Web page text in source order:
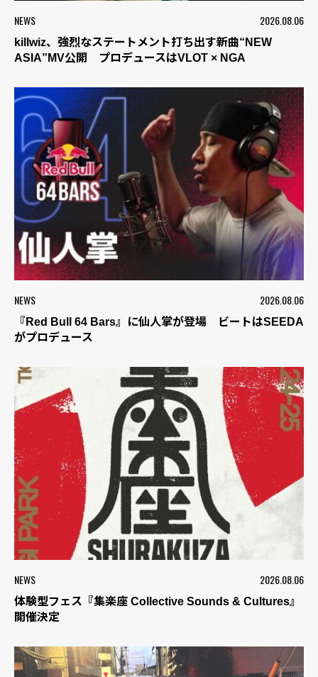
NEWS 2026.08.06
killwiz、強烈なステートメント打ち出す新曲“NEW
ASIA”MV公開 プロデュースはVLOT × NGA
NEWS 2026.08.06
『Red Bull 64 Bars』に仙人掌が登場 ビートはSEEDA
がプロデュース
NEWS 2026.08.06
体験型フェス『集楽座 Collective Sounds & Cultures』
開催決定